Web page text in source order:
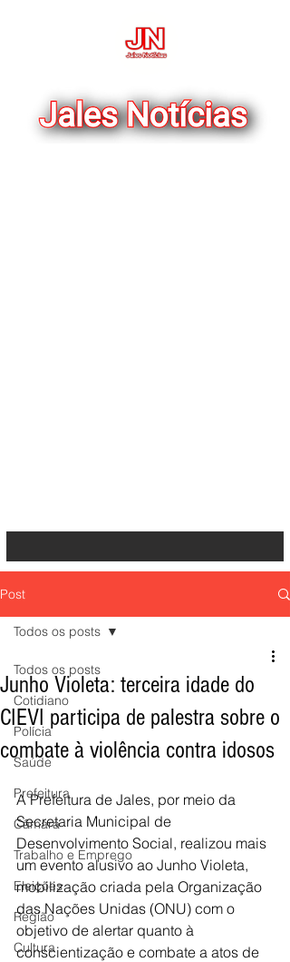
Post
Todos os posts
Cotidiano
Polícia
Saúde
Prefeitura
Câmara
Trabalho e Emprego
Eleições
Região
Cultura
Todos os posts
Junho Violeta: terceira idade do
CIEVI participa de palestra sobre o
combate à violência contra idosos
A Prefeitura de Jales, por meio da
Secretaria Municipal de
Desenvolvimento Social, realizou mais
um evento alusivo ao Junho Violeta,
mobilização criada pela Organização
das Nações Unidas (ONU) com o
objetivo de alertar quanto à
conscientização e combate a atos de